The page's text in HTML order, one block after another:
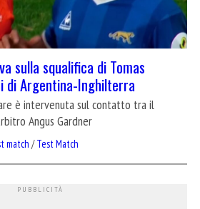
sulla squalifica di Tomas
di Argentina-Inghilterra
è intervenuta sul contatto tra il
Angus Gardner
match /Test Match